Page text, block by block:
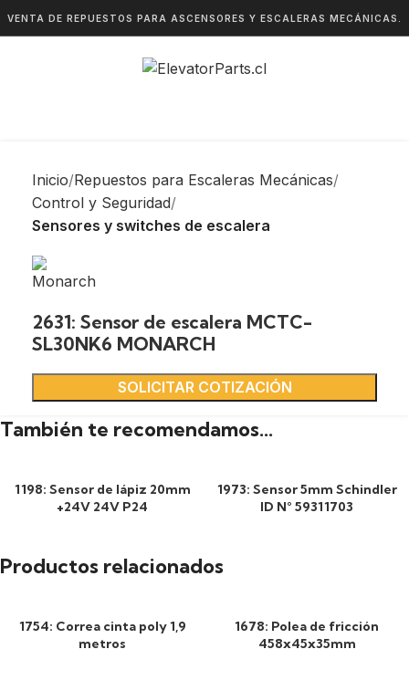
VENTA DE REPUESTOS PARA ASCENSORES Y ESCALERAS MECÁNICAS.
Inicio Repuestos para Escaleras Mecánicas
Control y Seguridad
Sensores y switches de escalera
2631: Sensor de escalera MCTC-
SL30NK6 MONARCH
SOLICITAR COTIZACIÓN
También te recomendamos…
1198: Sensor de lápiz 20mm
+24V 24V P24
1973: Sensor 5mm Schindler
ID N° 59311703
Productos relacionados
1754: Correa cinta poly 1,9
metros
1678: Polea de fricción
458x45x35mm